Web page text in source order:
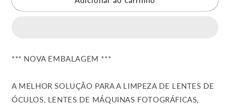
Kit
C/
Lenços
Umedecidos
Kit
C/
Lenços
Umedecidos
*** NOVA EMBALAGEM ***
A MELHOR SOLUÇÃO PARA A LIMPEZA DE LENTES DE
ÓCULOS, LENTES DE MÁQUINAS FOTOGRÁFICAS,